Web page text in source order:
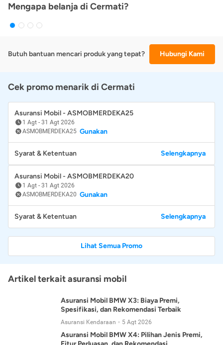
Mengapa belanja di Cermati?
Butuh bantuan mencari produk yang tepat? Hubungi Kami
Cek promo menarik di Cermati
Asuransi Mobil - ASMOBMERDEKA25
1 Agt - 31 Agt 2026
ASMOBMERDEKA25 Gunakan
Syarat & Ketentuan Selengkapnya
Asuransi Mobil - ASMOBMERDEKA20
1 Agt - 31 Agt 2026
ASMOBMERDEKA20 Gunakan
Syarat & Ketentuan Selengkapnya
Lihat Semua Promo
Artikel terkait asuransi mobil
Asuransi Mobil BMW X3: Biaya Premi,
Spesifikasi, dan Rekomendasi Terbaik
Asuransi Kendaraan 5 Agt 2026
Asuransi Mobil BMW X4: Pilihan Jenis Premi,